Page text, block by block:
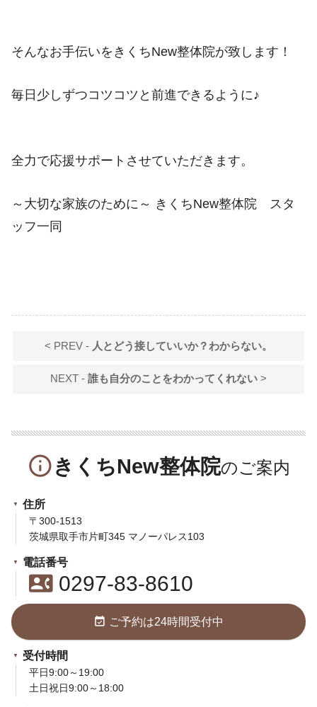
そんなお手伝いをきくちNew整体院が致します！
毎日少しずつコツコツと前進できるように♪
全力で応援サポートさせていただきます。
～大切な家族のために～ きくちNew整体院 スタ
ッフ一同
< PREV - 人とどう接していいか？わからない。
NEXT - 誰も自分のことをわかってくれない >
info_outlineきくちNew整体院
住所
〒300-1513
茨城県取手市片町345 マノーパレス103
電話番号
contact_phone0297-83-8610
event_available ご予約は24時間受付中
受付時間
平日9:00～19:00
土日祝日9:00～18:00